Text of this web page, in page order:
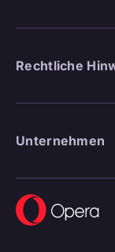
Rechtliche
Unternehmen